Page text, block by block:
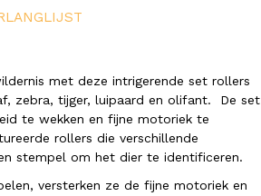
met deze intrigerende set rollers
zebra, tijger, luipaard en olifant. De set
te wekken en fijne motoriek te
rollers die verschillende
stempel om het dier te identificeren.
versterken ze de fijne motoriek en